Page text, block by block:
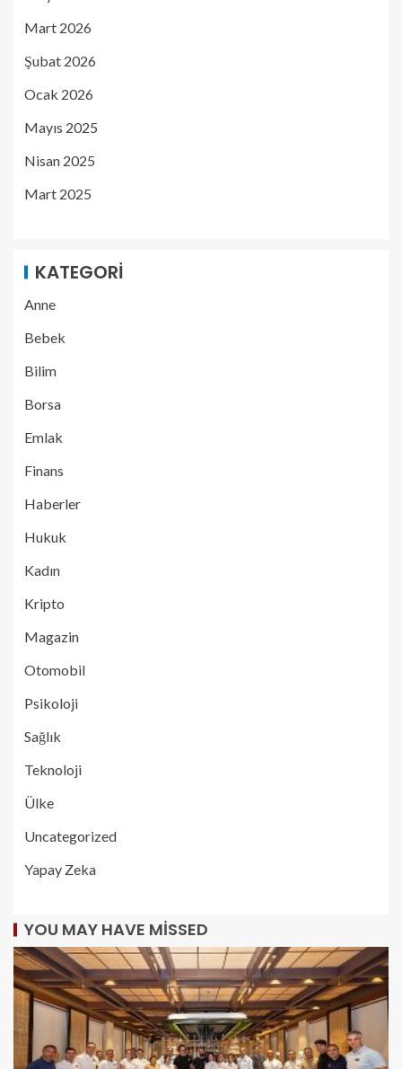
Mart 2026
Şubat 2026
Ocak 2026
Mayıs 2025
Nisan 2025
Mart 2025
KATEGORI
Anne
Bebek
Bilim
Borsa
Emlak
Finans
Haberler
Hukuk
Kadın
Kripto
Magazin
Otomobil
Psikoloji
Sağlık
Teknoloji
Ülke
Uncategorized
Yapay Zeka
YOU MAY HAVE MISSED